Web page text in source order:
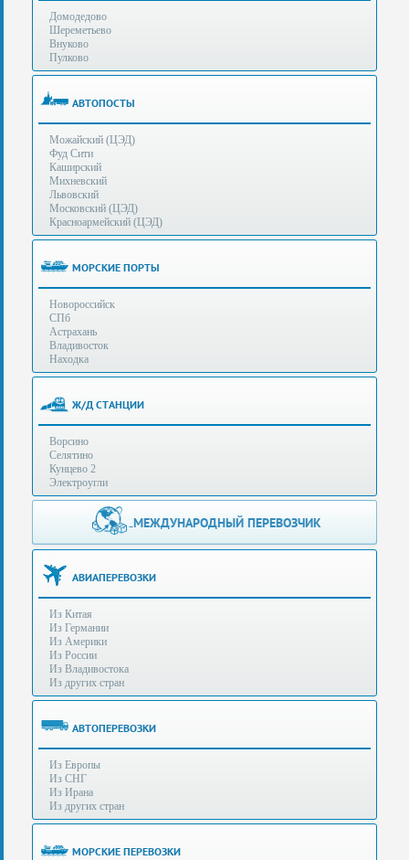
услуги
Опыт
оформления
рекомендует
Таможенные
процедуры
(особенности):
Полезная
информация
Стоимость
услуг
Контакты
Заказать
звонок
Сделать
запрос
Многоканальный
телефон:
(495)
788-
Бесплатные
консультации
(Без
выходных
8:00
до
21:30)
Дополнительные
+7 (929) 575-
96-62
+7 (925) 104-
15-94
e-mail:info@s-standard.ru
Домодедово
Шереметьево
Внуково
Пулково
АВТОПОСТЫ
Можайский (ЦЭД)
Фуд Сити
Каширский
Михневский
Львовский
Московский (ЦЭД)
Красноармейский (ЦЭД)
МОРСКИЕ ПОРТЫ
Новороссийск
СПб
Астрахань
Владивосток
Находка
Ж/Д СТАНЦИИ
Ворсино
Селятино
Кунцево 2
Электроугли
МЕЖДУНАРОДНЫЙ ПЕРЕВОЗЧИК
АВИАПЕРЕВОЗКИ
Из Китая
Из Германии
Из Америки
Из России
Из Владивостока
Из других стран
АВТОПЕРЕВОЗКИ
Из Европы
Из СНГ
Из Ирана
Из других стран
МОРСКИЕ ПЕРЕВОЗКИ